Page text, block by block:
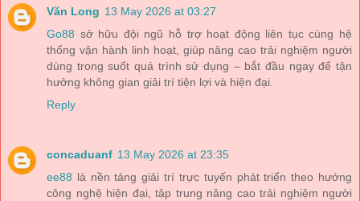
Văn Long 13 May 2026 at 03:27
Go88 sở hữu đội ngũ hỗ trợ hoạt động liên tục cùng hệ
thống vận hành linh hoạt, giúp nâng cao trải nghiệm người
dùng trong suốt quá trình sử dụng – bắt đầu ngay để tận
hưởng không gian giải trí tiện lợi và hiện đại.
Reply
concaduanf 13 May 2026 at 23:35
ee88 là nền tảng giải trí trực tuyến phát triển theo hướng
công nghệ hiện đại, tập trung nâng cao trải nghiệm người